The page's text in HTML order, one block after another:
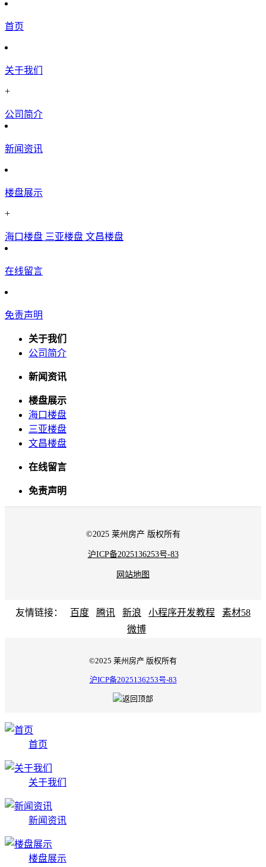
首页
关于我们
+
公司简介
新闻资讯
楼盘展示
+
海口楼盘 三亚楼盘 文昌楼盘
在线留言
免责声明
关于我们
公司简介
新闻资讯
楼盘展示
海口楼盘
三亚楼盘
文昌楼盘
在线留言
免责声明
©2025 莱州房产 版权所有
沪ICP备2025136253号-83
网站地图
友情链接： 百度 腾讯 新浪 小程序开发教程
素材58
微博
©2025 莱州房产 版权所有
沪ICP备2025136253号-83
首页
关于我们
新闻资讯
楼盘展示